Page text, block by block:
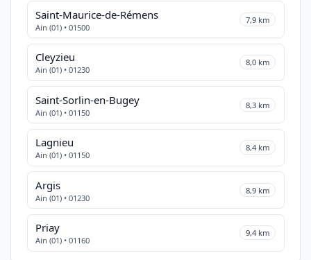
Saint-Maurice-de-Rémens
Ain (01) • 01500
7,9 km
Cleyzieu
Ain (01) • 01230
8,0 km
Saint-Sorlin-en-Bugey
Ain (01) • 01150
8,3 km
Lagnieu
Ain (01) • 01150
8,4 km
Argis
Ain (01) • 01230
8,9 km
Priay
Ain (01) • 01160
9,4 km